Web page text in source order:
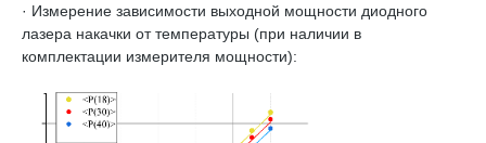
· Измерение зависимости выходной мощности диодного
лазера накачки от температуры (при наличии в
комплектации измерителя мощности):